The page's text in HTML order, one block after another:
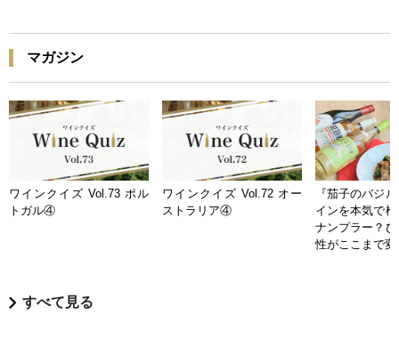
マガジン
ワインクイズ Vol.73 ポル
トガル④
ワインクイズ Vol.72 オー
ストラリア④
『茄子のバジ
インを本気で
ナンプラー？
性がここまで
すべて見る